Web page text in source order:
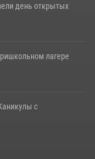
день открытых
лагере
с